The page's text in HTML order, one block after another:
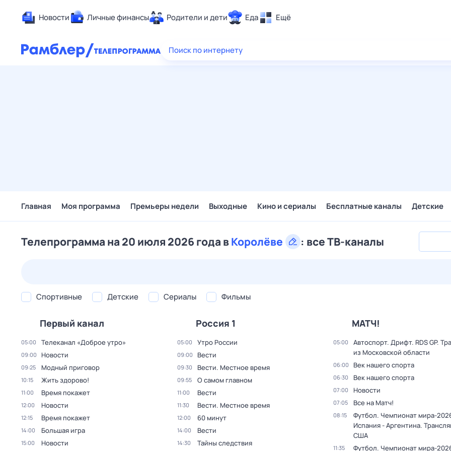
Новости Личные финансы Родители и дети Еда Ещё
Здоровье
Поиск по интернету
Главная Моя программа Премьеры недели Выходные Кино и сериалы Бесплатные каналы Детские
Телепрограмма на 20 июля 2026 года вКоролёве : все ТВ-каналы
Спортивные Детские Сериалы Фильмы
Первый канал
05:00 Телеканал «Доброе утро»
09:00 Новости
09:25 Модный приговор
10:15 Жить здорово!
11:00 Время покажет
12:00 Новости
12:15 Время покажет
14:00 Большая игра
15:00 Новости
Россия 1
05:00 Утро России
09:00 Вести
09:30 Вести. Местное время
09:55 О самом главном
11:00 Вести
11:30 Вести. Местное время
12:00 60 минут
14:00 Вести
14:30 Тайны следствия
МАТЧ!
05:00
Автоспорт. Дрифт. RDS GP.
из Московской области
06:00 Век нашего спорта
06:30 Век нашего спорта
07:00 Новости
07:05 Все на Матч!
08:15
Футбол. Чемпионат мира-
Испания - Аргентина.
США
11:35
Футбол. Чемпионат мира-